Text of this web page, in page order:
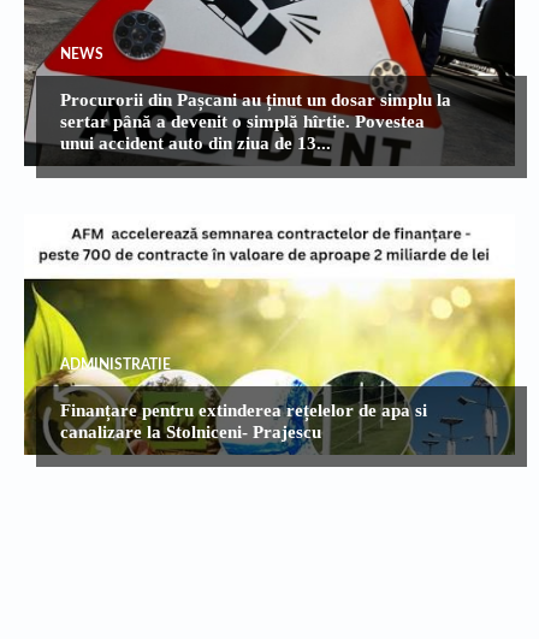
NEWS
Procurorii din Pașcani au ținut un dosar simplu la
sertar până a devenit o simplă hîrtie. Povestea
unui accident auto din ziua de 13...
ADMINISTRATIE
Finanțare pentru extinderea rețelelor de apa si
canalizare la Stolniceni- Prajescu